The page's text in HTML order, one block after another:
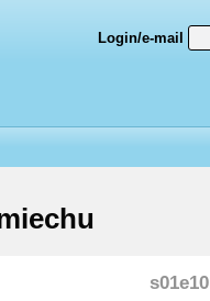
Login/e-mail
s01e10